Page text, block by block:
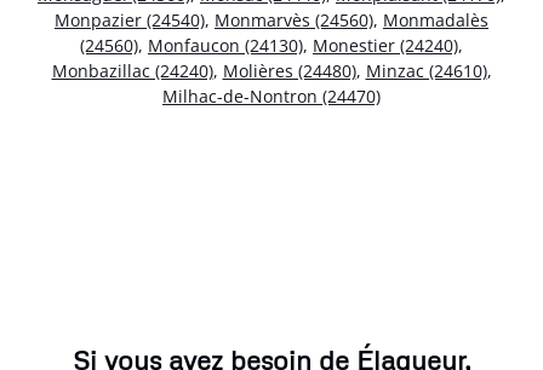
Monpazier (24540), Monmarvès (24560), Monmadalès
(24560), Monfaucon (24130), Monestier (24240),
Monbazillac (24240), Molières (24480), Minzac (24610),
Milhac-de-Nontron (24470)
Si vous avez besoin de Élagueur,